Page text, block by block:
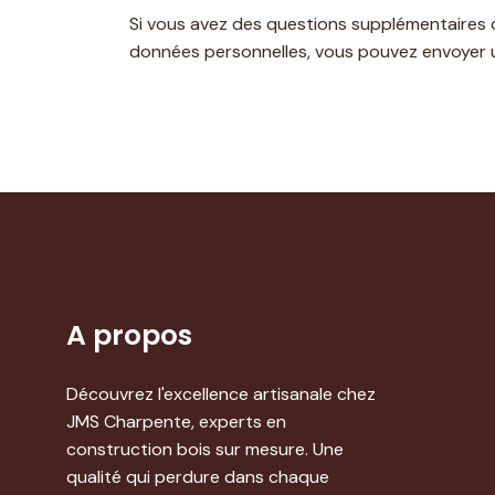
Si vous avez des questions
données personnelles, vous pouvez
A propos
Découvrez l'excellence artisanale chez
JMS Charpente, experts en
construction bois sur mesure. Une
qualité qui perdure dans chaque